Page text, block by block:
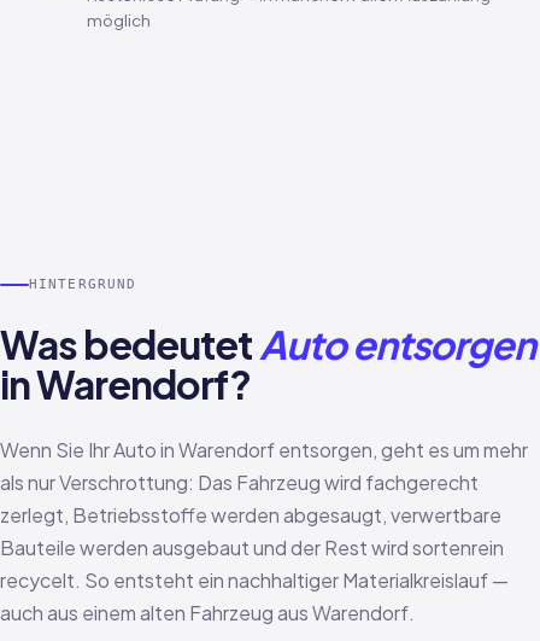
möglich
HINTERGRUND
Was bedeutetAuto entsorgen
in Warendorf?
Wenn Sie Ihr Auto in Warendorf entsorgen, geht es um mehr
als nur Verschrottung: Das Fahrzeug wird fachgerecht
zerlegt, Betriebsstoffe werden abgesaugt, verwertbare
Bauteile werden ausgebaut und der Rest wird sortenrein
recycelt. So entsteht ein nachhaltiger Materialkreislauf —
auch aus einem alten Fahrzeug aus Warendorf.